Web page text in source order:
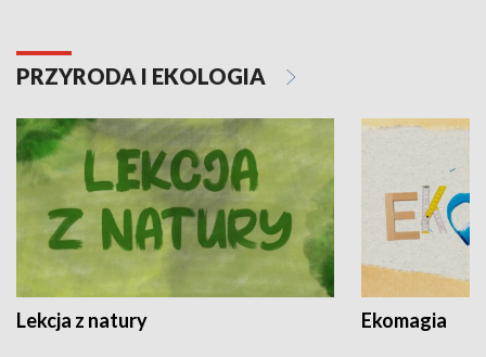
PRZYRODA I EKOLOGIA
Lekcja z natury Ekomagia